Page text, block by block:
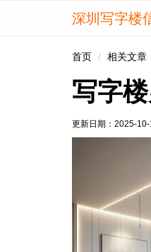
深圳写字楼
首页 相关文章
写字
更新日期： 2025-